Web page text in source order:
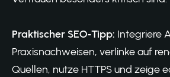
Praktischer SEO‑Tipp: Integriere
Praxisnachweisen, verlinke auf
Quellen, nutze HTTPS und zeige